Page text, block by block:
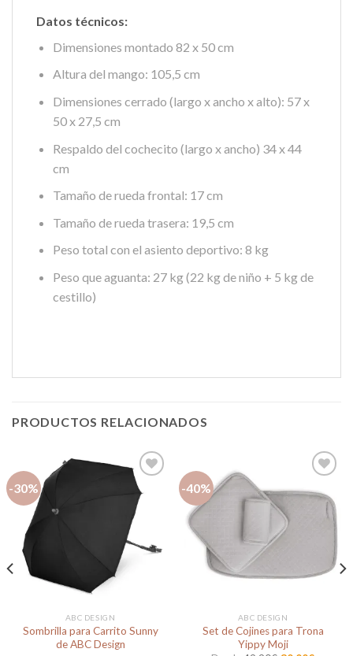
Datos técnicos:
Dimensiones montado 82 x 50 cm
Altura del mango: 105,5 cm
Dimensiones cerrado (largo x ancho x alto): 57 x
50 x 27,5 cm
Respaldo del cochecito (largo x ancho) 34 x 44
cm
Tamaño de rueda frontal: 17 cm
Tamaño de rueda trasera: 19,5 cm
Peso total con el asiento deportivo: 8 kg
Peso que aguanta: 27 kg (22 kg de niño + 5 kg de
cestillo)
PRODUCTOS RELACIONADOS
-30%
Añadir
deseos
ABC DESIGN
Sombrilla para Carrito Sunny
de ABC Design
-40%
Añadir
ABC DESIGN
Set de Cojines para Trona
Yippy Moji